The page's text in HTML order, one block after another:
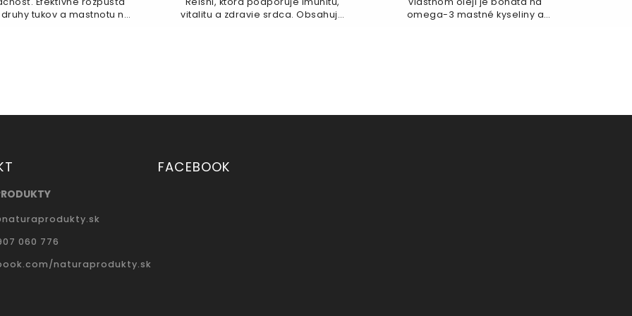
tukov a mastnotu na
vitalitu a zdravie srdca. Obsahuje
omega-3 mastné kyseliny a
naturaprodukty.sk
060 776
naturaprodukty.sk
FACEBOOK